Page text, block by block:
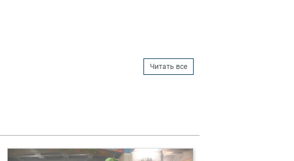
Читать все